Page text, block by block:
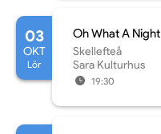
03
OKT
Lör
Oh What A Night
Skellefteå
Sara Kulturhus
19:30